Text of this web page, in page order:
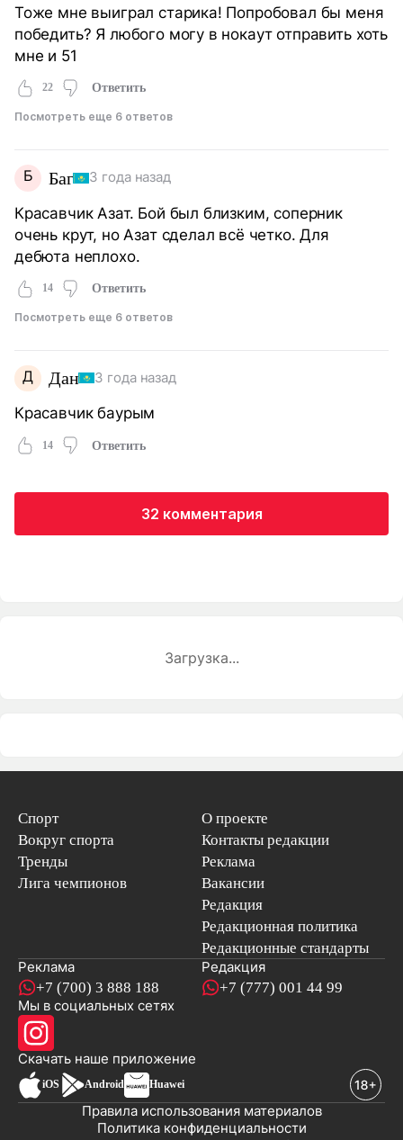
Тоже мне выиграл старика! Попробовал бы меня
победить? Я любого могу в нокаут отправить хоть
мне и 51
22 Ответить
Посмотреть еще 6 ответов
Б Баг 3 года назад
Красавчик Азат. Бой был близким, соперник
очень крут, но Азат сделал всё четко. Для
дебюта неплохо.
14 Ответить
Посмотреть еще 6 ответов
Д Дан 3 года назад
Красавчик баурым
14 Ответить
32 комментария
Загрузка...
Спорт
Вокруг спорта
Тренды
Лига чемпионов
О проекте
Контакты редакции
Реклама
Вакансии
Редакция
Редакционная политика
Редакционные стандарты
Реклама
+7 (700) 3 888 188
Редакция
+7 (777) 001 44 99
Мы в социальных сетях
Скачать наше приложениеновостей
iOS Android Huawei
Политика конфиденциальности
Правила использования материалов